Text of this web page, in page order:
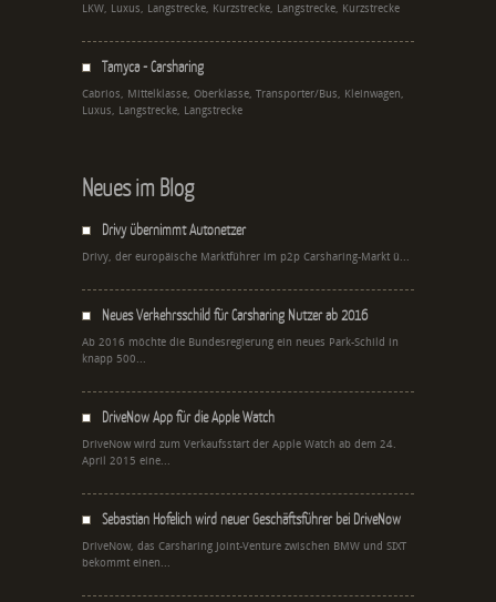
LKW, Luxus, Langstrecke, Kurzstrecke, Langstrecke, Kurzstrecke
Tamyca - Carsharing
Cabrios, Mittelklasse, Oberklasse, Transporter/Bus, Kleinwagen,
Luxus, Langstrecke, Langstrecke
Neues im Blog
Drivy übernimmt Autonetzer
Drivy, der europäische Marktführer im p2p Carsharing-Markt ü...
Neues Verkehrsschild für Carsharing Nutzer ab 2016
Ab 2016 möchte die Bundesregierung ein neues Park-Schild in
knapp 500...
DriveNow App für die Apple Watch
DriveNow wird zum Verkaufsstart der Apple Watch ab dem 24.
April 2015 eine...
Sebastian Hofelich wird neuer Geschäftsführer bei DriveNow
DriveNow, das Carsharing Joint-Venture zwischen BMW und SIXT
bekommt einen...